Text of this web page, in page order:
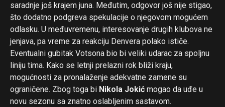
saradnje još krajem juna. Međutim, odgovor još nije stigao,
što dodatno podgreva spekulacije o njegovom mogućem
odlasku. U međuvremenu, interesovanje drugih klubova ne
jenjava, pa vreme za reakciju Denvera polako ističe.
Eventualni gubitak Votsona bio bi veliki udarac za spoljnu
liniju tima. Kako se letnji prelazni rok bliži kraju,
mogućnosti za pronalaženje adekvatne zamene su
ograničene. Zbog toga bi Nikola Jokić mogao da uđe u
novu sezonu sa znatno oslabljenim sastavom.
Flipboard
Reddit
Pinterest
Email